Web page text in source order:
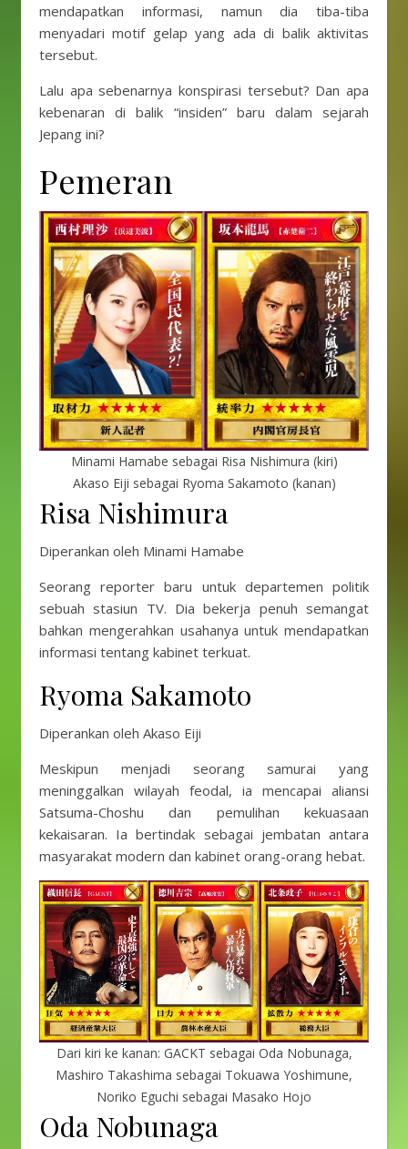
mendapatkan informasi, namun dia tiba-tiba
menyadari motif gelap yang ada di balik aktivitas
tersebut.
Lalu apa sebenarnya konspirasi tersebut? Dan apa
kebenaran di balik “insiden” baru dalam sejarah
Jepang ini?
Pemeran
Minami Hamabe sebagai Risa Nishimura (kiri)
Akaso Eiji sebagai Ryoma Sakamoto (kanan)
Risa Nishimura
Diperankan oleh Minami Hamabe
Seorang reporter baru untuk departemen politik
sebuah stasiun TV. Dia bekerja penuh semangat
bahkan mengerahkan usahanya untuk mendapatkan
informasi tentang kabinet terkuat.
Ryoma Sakamoto
Diperankan oleh Akaso Eiji
Meskipun menjadi seorang samurai yang
meninggalkan wilayah feodal, ia mencapai aliansi
Satsuma-Choshu dan pemulihan kekuasaan
kekaisaran. Ia bertindak sebagai jembatan antara
masyarakat modern dan kabinet orang-orang hebat.
Dari kiri ke kanan: GACKT sebagai Oda Nobunaga,
Mashiro Takashima sebagai Tokuawa Yoshimune,
Noriko Eguchi sebagai Masako Hojo
Oda Nobunaga